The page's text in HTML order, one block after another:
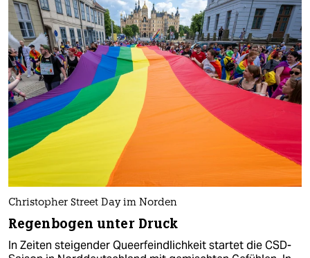
Christopher Street Day im Norden
Regenbogen unter Druck
In Zeiten steigender Queerfeindlichkeit startet die CSD-